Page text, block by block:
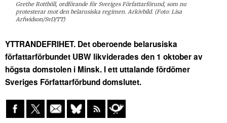
Grethe Rottböll, ordförande för Sveriges Författarförund, som nu
protesterar mot den belarusiska regimen. Arkivbild. (Foto: Lisa
Arfwidson/SvD/TT)
YTTRANDEFRIHET. Det oberoende belarusiska
författarförbundet UBW likviderades den 1 oktober av
högsta domstolen i Minsk. I ett uttalande fördömer
Sveriges Författarförbund domslutet.